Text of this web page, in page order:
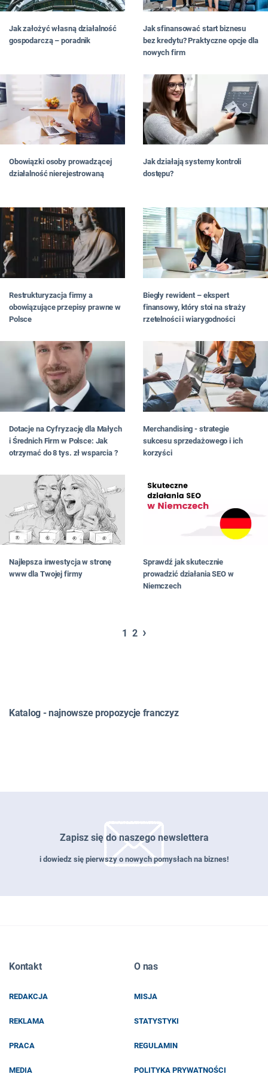
Jak założyć własną działalność
gospodarczą – poradnik
Jak sfinansować start biznesu
bez kredytu? Praktyczne opcje dla
nowych firm
Obowiązki osoby prowadzącej
działalność nierejestrowaną
Jak działają systemy kontroli
dostępu?
Restrukturyzacja firmy a
obowiązujące przepisy prawne w
Polsce
Biegły rewident – ekspert
finansowy, który stoi na straży
rzetelności i wiarygodności
Dotacje na Cyfryzację dla Małych
i Średnich Firm w Polsce: Jak
otrzymać do 8 tys. zł wsparcia ?
Merchandising - strategie
sukcesu sprzedażowego i ich
korzyści
Najlepsza inwestycja w stronę
www dla Twojej firmy
Sprawdź jak skutecznie
prowadzić działania SEO w
Niemczech
1 2 ›
Katalog - najnowsze propozycje franczyz
Zapisz się do naszego newslettera
i dowiedz się pierwszy o nowych pomysłach na biznes!
EMAIL
Kontakt
REDAKCJA
REKLAMA
PRACA
MEDIA
O nas
MISJA
STATYSTYKI
REGULAMIN
POLITYKA PRYWATNOŚCI